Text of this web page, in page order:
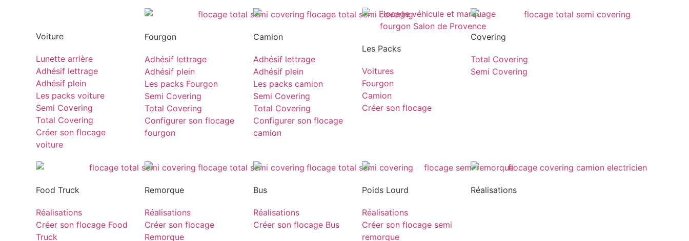
Voiture
Lunette arrière
Adhésif lettrage
Adhésif plein
Les packs voiture
Semi Covering
Total Covering
Créer son flocage
voiture
Fourgon
Adhésif lettrage
Adhésif plein
Les packs Fourgon
Semi Covering
Total Covering
Configurer son flocage
fourgon
Camion
Adhésif lettrage
Adhésif plein
Les packs camion
Semi Covering
Total Covering
Configurer son flocage
camion
Les Packs
Voitures
Fourgon
Camion
Créer son flocage
Covering
Total Covering
Semi Covering
Food Truck
Réalisations
Créer son flocage Food
Truck
Remorque
Réalisations
Créer son flocage
Remorque
Bus
Réalisations
Créer son flocage Bus
Poids Lourd
Réalisations
Créer son flocage semi
remorque
Réalisations